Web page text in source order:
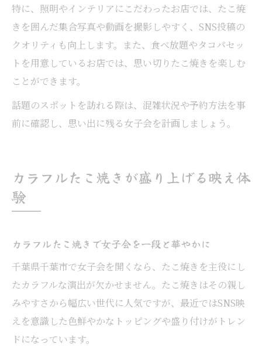
特に、照明やインテリアにこだわったお店では、たこ焼
きを囲んだ集合写真や動画を撮影しやすく、SNS投稿の
クオリティも向上します。また、食べ放題やタコパセッ
トを用意しているお店では、思い切りたこ焼きを楽しむ
ことができます。
話題のスポットを訪れる際は、混雑状況や予約方法を事
前に確認し、思い出に残る女子会を計画しましょう。
カラフルたこ焼きが盛り上げる映え体
験
カラフルたこ焼きで女子会を一段と華やかに
千葉県千葉市で女子会を開くなら、たこ焼きを主役にし
たカラフルな演出が欠かせません。たこ焼きはその親し
みやすさから幅広い世代に人気ですが、最近ではSNS映
えを意識した色鮮やかなトッピングや盛り付けがトレン
ドになっています。